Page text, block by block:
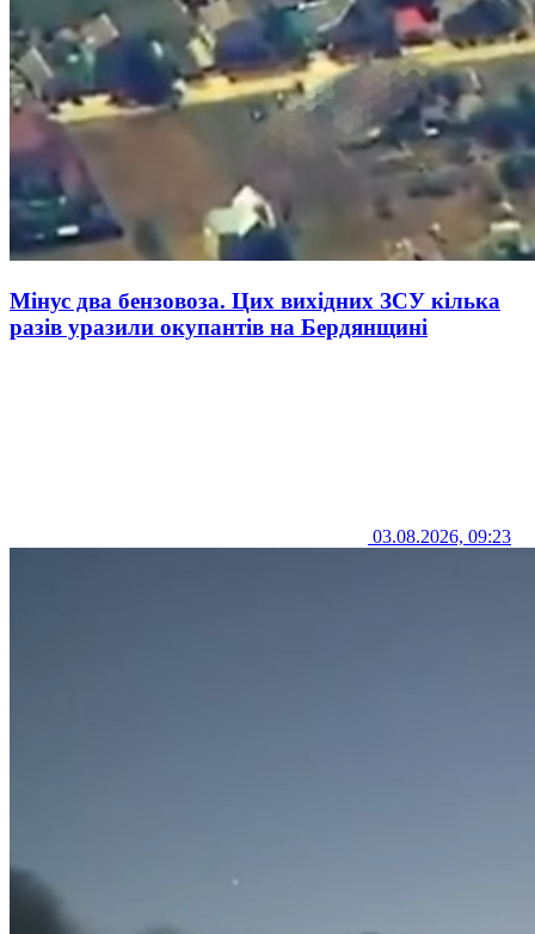
Мінус два бензовоза. Цих вихідних ЗСУ кілька
разів уразили окупантів на Бердянщині
03.08.2026, 09:23